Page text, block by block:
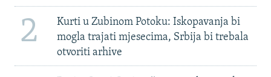
2
Kurti u Zubinom Potoku: Iskopavanja bi
mogla trajati mjesecima, Srbija bi trebala
otvoriti arhive